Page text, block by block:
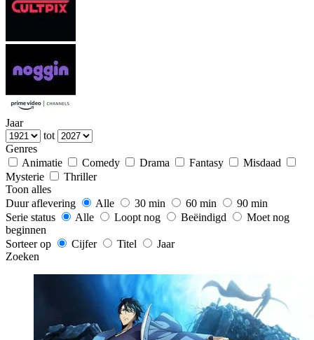
Jaar
tot
Genres
Animatie
Comedy Drama Fantasy
Misdaad
Mysterie
Thriller
Toon alles
Duur aflevering
Alle 30 min 60 min
90 min
Serie status
Alle Loopt nog Beëindigd
Moet nog
beginnen
Sorteer op
Cijfer Titel
Jaar
Zoeken